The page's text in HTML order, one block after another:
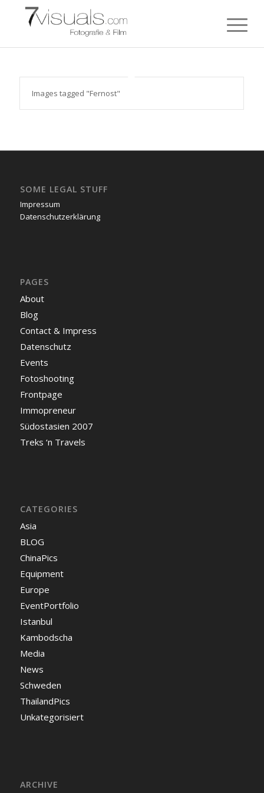
Images tagged "Fernost"
SOME LEGAL STUFF
Impressum
Datenschutzerklärung
PAGES
About
Blog
Contact & Impress
Datenschutz
Events
Fotoshooting
Frontpage
Immopreneur
Südostasien 2007
Treks ‘n Travels
CATEGORIES
Asia
BLOG
ChinaPics
Equipment
Europe
EventPortfolio
Istanbul
Kambodscha
Media
News
Schweden
ThailandPics
Unkategorisiert
ARCHIVE